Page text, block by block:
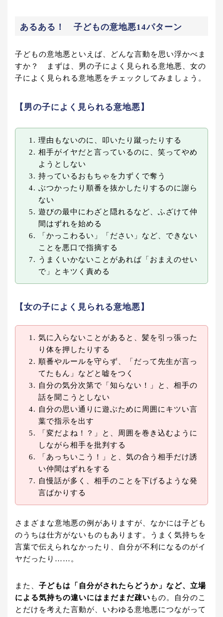
あるある！ 子どもの意地悪14パターン
子どもの意地悪といえば、どんな言動を思い浮かべま
すか？ まずは、男の子によく見られる意地悪、女の
子によく見られる意地悪をチェックしてみましょう。
【男の子によく見られる意地悪】
理由もないのに、叩いたり蹴ったりする
相手がイヤだと言っているのに、笑ってやめ
ようとしない
持っているおもちゃを力ずくで奪う
ぶつかったり順番を抜かしたりするのに謝ら
ない
遊びの最中にわざと隠れるなど、ふざけて仲
間はずれを始める
「かっこわるい」「ださい」など、できない
ことを悪口で指摘する
うまくいかないことがあれば「おまえのせい
で」とキツく責める
【女の子によく見られる意地悪】
気に入らないことがあると、髪を引っ張った
り体を押したりする
順番やルールを守らず、「だって先生が言っ
てたもん」などと嘘をつく
自分の気分次第で「知らない！」と、相手の
話を聞こうとしない
自分の思い通りに遊ぶために周囲にキツい言
葉で指示を出す
「変だよね！？」と、周囲を巻き込むように
しながら相手を批判する
「あっちいこう！」と、気の合う相手だけ誘
い仲間はずれをする
自慢話が多く、相手のことを下げるような発
言ばかりする
さまざまな意地悪の例がありますが、なかには子ども
のうちは仕方がないものもあります。うまく気持ちを
言葉で伝えられなかったり、自分が不利になるのがイ
ヤだったり……。
また、 子どもは「自分がされたらどうか」など、立場
による気持ちの違いにはまだまだ疎いもの。自分のこ
とだけを考えた言動が、いわゆる意地悪につながって